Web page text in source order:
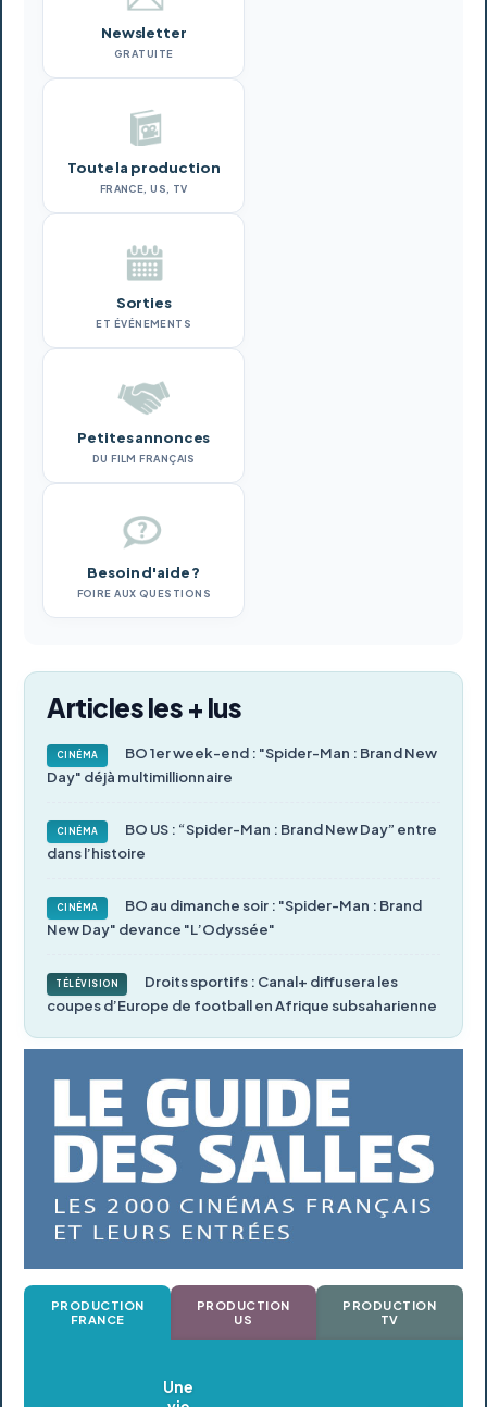
Newsletter
GRATUITE
Toute la production
FRANCE, US, TV
Sorties
ET ÉVÉNEMENTS
Petites annonces
DU FILM FRANÇAIS
Besoin d'aide ?
FOIRE AUX QUESTIONS
Articles les + lus
CINÉMA
BO 1er week-end : "Spider-Man : Brand New
Day" déjà multimillionnaire
CINÉMA
BO US : “Spider-Man : Brand New Day” entre
dans l’histoire
CINÉMA
BO au dimanche soir : "Spider-Man : Brand
New Day" devance "L’Odyssée"
TÉLÉVISION
Droits sportifs : Canal+ diffusera les
coupes d’Europe de football en Afrique subsaharienne
PRODUCTION
FRANCE
PRODUCTION
US
PRODUCTION
TV
Oldeupe